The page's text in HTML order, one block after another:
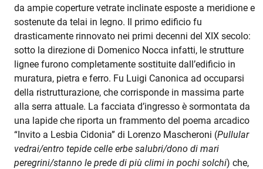
da ampie coperture vetrate inclinate esposte a meridione e
sostenute da telai in legno. Il primo edificio fu
drasticamente rinnovato nei primi decenni del XIX secolo:
sotto la direzione di Domenico Nocca infatti, le strutture
lignee furono completamente sostituite dall’edificio in
muratura, pietra e ferro. Fu Luigi Canonica ad occuparsi
della ristrutturazione, che corrisponde in massima parte
alla serra attuale. La facciata d’ingresso è sormontata da
una lapide che riporta un frammento del poema arcadico
“Invito a Lesbia Cidonia” di Lorenzo Mascheroni (Pullular
vedrai/entro tepide celle erbe salubri/dono di mari
peregrini/stanno le prede di più climi in pochi solchi) che,